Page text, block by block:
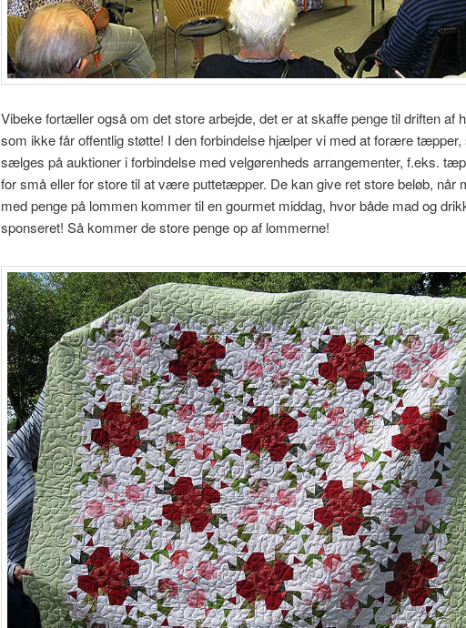
Vibeke fortæller også om det store arbejde, det er at skaffe penge til driften af
som ikke får offentlig støtte! I den forbindelse hjælper vi med at forære tæpper,
sælges på auktioner i forbindelse med velgørenheds arrangementer, f.eks.
for små eller for store til at være puttetæpper. De kan give ret store beløb, når
med penge på lommen kommer til en gourmet middag, hvor både mad og
sponseret! Så kommer de store penge op af lommerne!